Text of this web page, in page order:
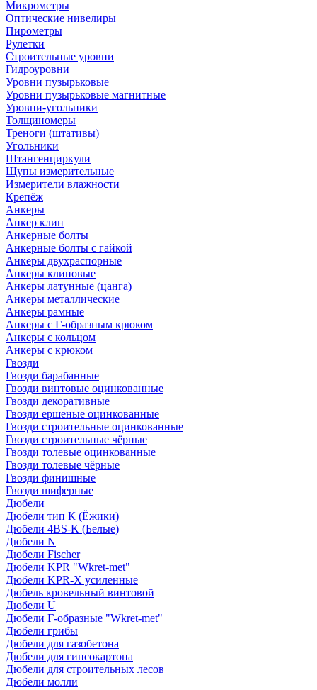
Микрометры
Оптические нивелиры
Пирометры
Рулетки
Строительные уровни
Гидроуровни
Уровни пузырьковые
Уровни пузырьковые магнитные
Уровни-угольники
Толщиномеры
Треноги (штативы)
Угольники
Штангенциркули
Щупы измерительные
Измерители влажности
Крепёж
Анкеры
Анкер клин
Анкерные болты
Анкерные болты с гайкой
Анкеры двухраспорные
Анкеры клиновые
Анкеры латунные (цанга)
Анкеры металлические
Анкеры рамные
Анкеры с Г-образным крюком
Анкеры с кольцом
Анкеры с крюком
Гвозди
Гвозди барабанные
Гвозди винтовые оцинкованные
Гвозди декоративные
Гвозди ершеные оцинкованные
Гвозди строительные оцинкованные
Гвозди строительные чёрные
Гвозди толевые оцинкованные
Гвозди толевые чёрные
Гвозди финишные
Гвозди шиферные
Дюбели
Дюбели тип К (Ёжики)
Дюбели 4BS-K (Белые)
Дюбели N
Дюбели Fischer
Дюбели KPR "Wkret-met"
Дюбели KPR-Х усиленные
Дюбель кровельный винтовой
Дюбели U
Дюбели Г-образные "Wkret-met"
Дюбели грибы
Дюбели для газобетона
Дюбели для гипсокартона
Дюбели для строительных лесов
Дюбели молли